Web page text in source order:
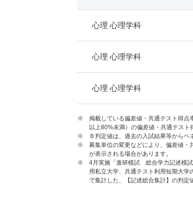
心理 心理学科
心理 心理学科
心理 心理学科
※ 掲載している偏差値・共通テスト得点
以上80%未満）の偏差値・共通テスト
※ Ｂ判定値は、過去の入試結果等からベ
※ 募集単位の変更などにより、偏差値・
が表示される場合があります。
※ 4月実施「進研模試 総合学力記述模試
用私立大学、共通テスト利用短期大学
で集計した、【記述総合集計】の判定